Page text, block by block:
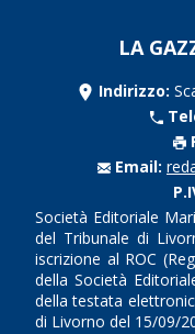
LA
Indirizzo:
Email:
Società Editoriale
del Tribunale di
iscrizione al ROC
della Società
della testata
di Livorno del 15/09/